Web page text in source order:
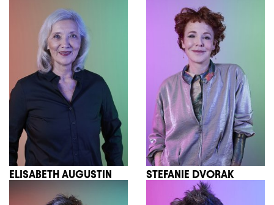
ELISABETH AUGUSTIN STEFANIE DVORAK